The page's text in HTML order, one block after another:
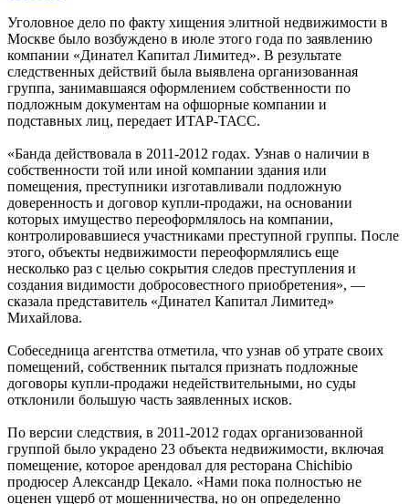
Уголовное дело по факту хищения элитной недвижимости в
Москве было возбуждено в июле этого года по заявлению
компании «Динател Капитал Лимитед». В результате
следственных действий была выявлена организованная
группа, занимавшаяся оформлением собственности по
подложным документам на офшорные компании и
подставных лиц, передает ИТАР-ТАСС.
«Банда действовала в 2011-2012 годах. Узнав о наличии в
собственности той или иной компании здания или
помещения, преступники изготавливали подложную
доверенность и договор купли-продажи, на основании
которых имущество переоформлялось на компании,
контролировавшиеся участниками преступной группы. После
этого, объекты недвижимости переоформлялись еще
несколько раз с целью сокрытия следов преступления и
создания видимости добросовестного приобретения», —
сказала представитель «Динател Капитал Лимитед»
Михайлова.
Собеседница агентства отметила, что узнав об утрате своих
помещений, собственник пытался признать подложные
договоры купли-продажи недействительными, но суды
отклонили большую часть заявленных исков.
По версии следствия, в 2011-2012 годах организованной
группой было украдено 23 объекта недвижимости, включая
помещение, которое арендовал для ресторана Chichibio
продюсер Александр Цекало. «Нами пока полностью не
оценен ущерб от мошенничества, но он определенно